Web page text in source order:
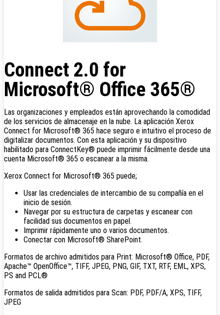
Connect 2.0 for
Microsoft® Office 365®
Las organizaciones y empleados están aprovechando la comodidad
de los servicios de almacenaje en la nube. La aplicación Xerox
Connect for Microsoft® 365 hace seguro e intuitivo el proceso de
digitalizar documentos. Con esta aplicación y su dispositivo
habilitado para ConnectKey® puede imprimir fácilmente desde una
cuenta Microsoft® 365 o escanear a la misma.
Xerox Connect for Microsoft® 365 puede;
Usar las credenciales de intercambio de su compañía en el
inicio de sesión.
Navegar por su estructura de carpetas y escanear con
facilidad sus documentos en papel.
Imprimir rápidamente uno o varios documentos.
Conectar con Microsoft® SharePoint.
Formatos de archivo admitidos para Print: Microsoft® Office, PDF,
Apache™ OpenOffice™, TIFF, JPEG, PNG, GIF, TXT, RTF, EML, XPS,
PS and PCL®
Formatos de salida admitidos para Scan: PDF, PDF/A, XPS, TIFF,
JPEG